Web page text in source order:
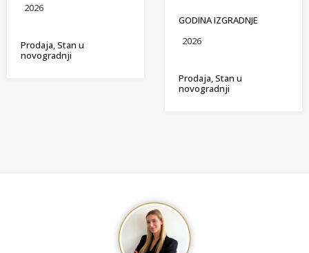
2026
Prodaja, Stan u
novogradnji
GODINA IZGRADNJE
2026
Prodaja, Stan u
novogradnji